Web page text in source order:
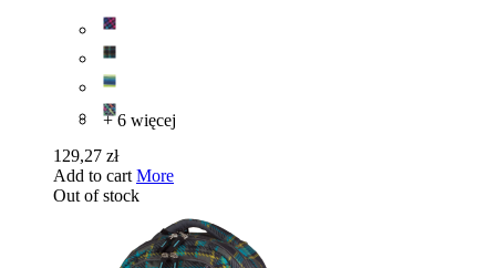
+ 6 więcej
129,27 zł
Add to cart More
Out of stock